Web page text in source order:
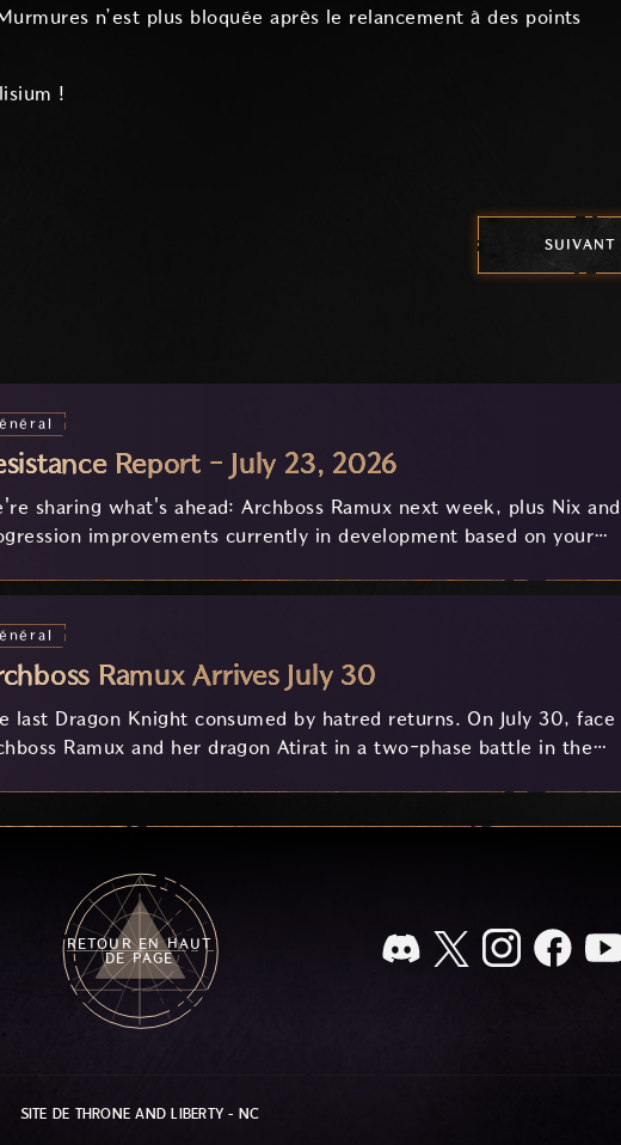
n’est plus bloquée après le relancement à des points
!
SUIVANT
Report - July 23, 2026
sharing what's ahead: Archboss Ramux next week, plus Nix and
improvements currently in development based on your
Ramux Arrives July 30
last Dragon Knight consumed by hatred returns. On July 30, face
Ramux and her dragon Atirat in a two-phase battle in the
RETOUR EN HAUT
DE PAGE
SITE DE THRONE AND LIBERTY - NC